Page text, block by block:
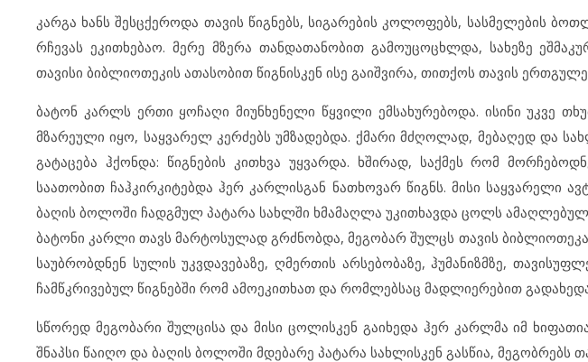
კარგა ხანს შესცქეროდა თავის წიგნებს, სიგარების კოლოფებს, სასმელების
რჩევას ეკითხებაო. მერე მზერა თანდათანობით გამოუცოცხლდა, სახეზე
თავისი ბიბლიოთეკის ათასობით წიგნისკენ ისე გაიშვირა, თითქოს თავის
ბატონ კარლს ერთი ყოჩაღი მიუნხენელი წყვილი ემსახურებოდა. ისინი უკვე
მზარეული იყო, საყვარელ კერძებს უმზადებდა. ქმარი მძღოლად, მებაღედ და
გატაცება ჰქონდა: წიგნების კითხვა უყვარდა. ხშირად, საქმეს რომ
საათობით ჩაჰკირკიტებდა ჰერ კარლისგან ნათხოვარ წიგნს. მისი საყვარელი
ბაღის ბოლოში ჩადგმულ პატარა სახლში ხმამაღლა უკითხავდა ცოლს ამაღლებულ
ბატონი კარლი თავს მარტოსულად გრძნობდა, მეგობარ შულცს თავის
საუბრობდნენ სულის უკვდავებაზე, ღმერთის არსებობაზე, ჰუმანიზმზე,
ჩამწკრივებულ წიგნებში რომ ამოეკითხათ და რომლებსაც მადლიერებით
სწორედ მეგობარი შულცისა და მისი ცოლისკენ გაიხედა ჰერ კარლმა იმ
შნაპსი წაიღო და ბაღის ბოლოში მდებარე პატარა სახლისკენ გასწია, მეგობრებს